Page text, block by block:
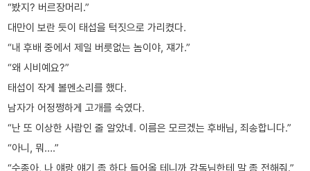
“봤지? 버르장머리.”
대만이 보란 듯이 태섭을 턱짓으로 가리켰다.
“내 후배 중에서 제일 버릇없는 놈이야, 쟤가.”
“왜 시비예요?”
태섭이 작게 볼멘소리를 했다.
남자가 어정쩡하게 고개를 숙였다.
“난 또 이상한 사람인 줄 알았네. 이름은 모르겠는 후배님, 죄송합니다.”
“아니, 뭐….”
“수종아, 나 얘랑 얘기 좀 하다 들어올 테니까 감독님한테 말 좀 전해줘.”